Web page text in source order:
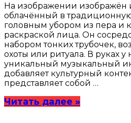
На изображении изображён
облачённый в
головным убором из пера и
раскраской лица. Он
набором тонких трубочек,
охоты или ритуала. В руках у
уникальный музыкальный
добавляет культурный
представляет собой …
Читать далее »